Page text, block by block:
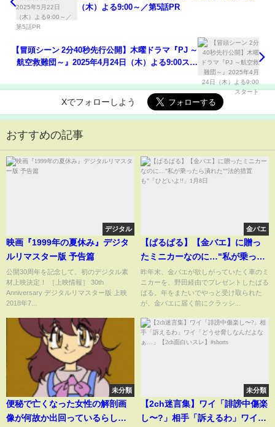
（木）よる9:00～／第5話PR
【冒頭シーン 2分40秒先行公開】木曜ドラマ『PJ ～
航空救難団～』2025年4月24日（木）よる9:00スタ
Xでフォローしよう
おすすめの記事
デジタル
映画『1999年の夏休み』デジタ
ルリマスター版 予告篇
公開30周年を記念して、初のデジタル素
材上映決定！ ［上映情報］ 30th
Anniversary デジタルリマスター版 上映
2018年7...
金バエ
【ぱるぱる】【金バエ】に贈っ
たミニカーなのに…"私が乗った
ら潰れた""法的措置も"「ひどい
よ!!」1月8日
昨年末、金バエが欲しがっていたく車のミ
ニカーを、野田経由でプレゼントしたぱる
ぱる。年をまたいでやっと受け取られた
が、金バエに届く前にクラッシ...
未分類
便秘で亡くなった女性の解剖画
像が何故か出回っているらしい...
未分類
【2ch迷言集】ワイ「誹謗中傷楽
し〜?」相手「訴えるわ」ワイ